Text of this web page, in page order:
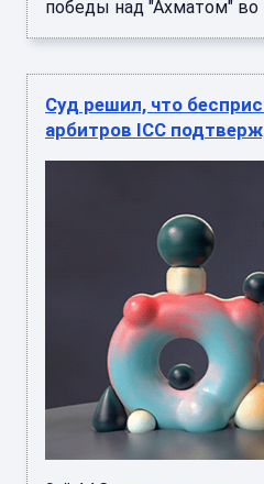
победы над "Ахматом"
Суд решил, что
арбитров ICC